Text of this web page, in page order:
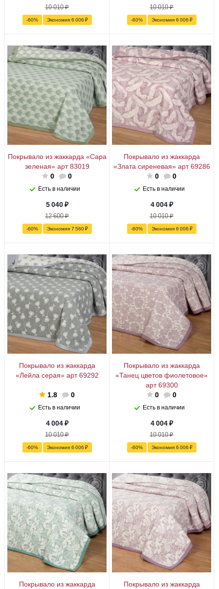
10 010₽
-60% Экономия 6 006 ₽
10 010₽
-60% Экономия 6 006 ₽
Покрывало из жаккарда «Сара
зеленая» арт 83019
0
0
Есть в наличии
5 040₽
12 600₽
-60% Экономия 7 560₽
Покрывало из жаккарда
«Злата сиреневая» арт 69286
0
0
Есть в наличии
4 004₽
10 010₽
-60% Экономия 6 006 ₽
Покрывало из жаккарда
«Лейла серая» арт 69292
1.8 0
Есть в наличии
4 004₽
10 010₽
-60% Экономия 6 006 ₽
Покрывало из жаккарда
«Танец цветов фиолетовое»
арт 69300
0
0
Есть в наличии
4 004₽
10 010₽
-60% Экономия 6 006 ₽
Покрывало из жаккарда
Покрывало из жаккарда